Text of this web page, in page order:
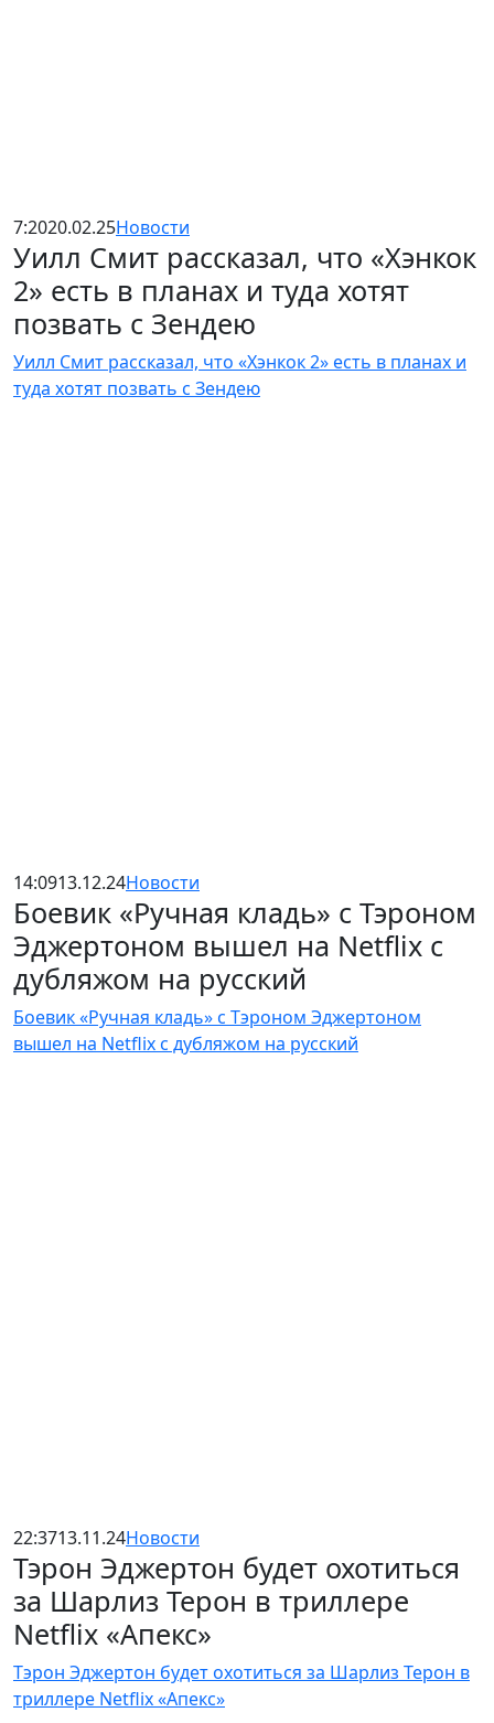
7:2020.02.25Новости
Уилл Смит рассказал, что «Хэнкок
2» есть в планах и туда хотят
позвать с Зендею
Уилл Смит рассказал, что «Хэнкок 2» есть в планах и
туда хотят позвать с Зендею
14:0913.12.24Новости
Боевик «Ручная кладь» с Тэроном
Эджертоном вышел на Netflix с
дубляжом на русский
Боевик «Ручная кладь» с Тэроном Эджертоном
вышел на Netflix с дубляжом на русский
22:3713.11.24Новости
Тэрон Эджертон будет охотиться
за Шарлиз Терон в триллере
Netflix «Апекс»
Тэрон Эджертон будет охотиться за Шарлиз Терон в
триллере Netflix «Апекс»